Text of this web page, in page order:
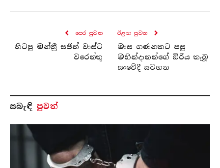
පෙර පුව​ත
හිටපු මන්ත්‍රී සජින් වාස්ට
වරෙන්තු
ඊළඟ පුව​ත
මාස ගණනකට පසු
මහින්දානන්ගේ බිරිය තැබූ
සංවේදී සටහන
සබැ​ඳි පුවත්